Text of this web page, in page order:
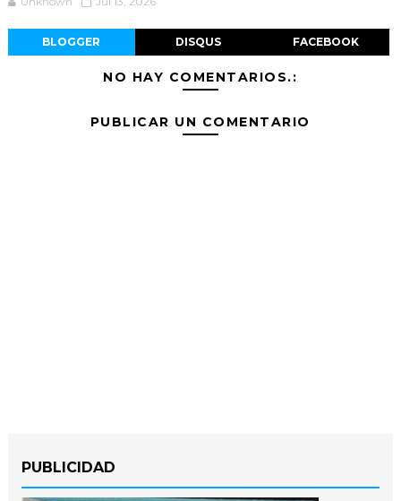
BLOGGER DISQUS FACEBOOK
NO HAY COMENTARIOS.:
PUBLICAR UN COMENTARIO
PUBLICIDAD